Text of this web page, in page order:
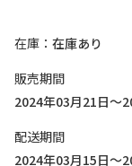
在庫
在庫あり
販売期間
2024年03月21日～
配送期間
2024年03月15日～